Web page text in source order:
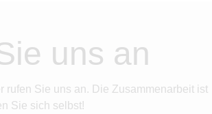
uns an
rufen Sie uns an. Die Zusammenarbeit ist
Sie sich selbst!